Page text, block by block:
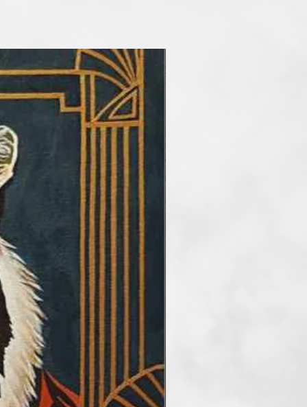
(Budapest). 1989 óta
melyek több könyvben,
jelennek meg
megrendezésekor saját
a képek alatt. Alapító
is (Géczi-Lukács-
világbajnok, olimpiai
kajakozó, énekes és
közös multimédiás album
Produkció -Géczi Erika:
gyűjtőknél és
külföldön (Kanada,
Királyság, Írország,
stb. ) és itthon
emberközpontúak. Fő
minden formája és
férfi-nő kapcsolat, a barátság,
fájdalom, magány stb. és
ember képes. De
részletgazdag csendéletek
ki keze alól. Mostanában
dolgozik, alkot. Az utóbbi
híres magyar és külföldi borok
portrékat, tájképeket,